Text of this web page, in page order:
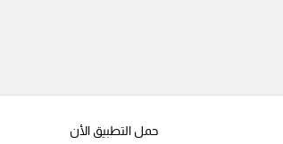
حمل التطبيق الأن